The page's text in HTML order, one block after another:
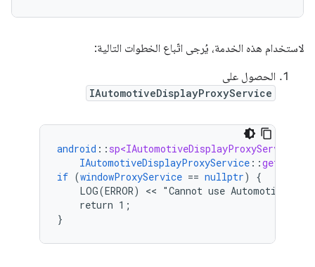
لاستخدام هذه الخدمة، يُرجى اتّباع الخطوات التالية:
الحصول على
IAutomotiveDisplayProxyService
android :: sp<IAutomotiveDisplayProxyService>
IAutomotiveDisplayProxyService ::
if (windowProxyService == nullptr)
{
LOG(ERROR)
<< "Cannot use
return 1 ;
}